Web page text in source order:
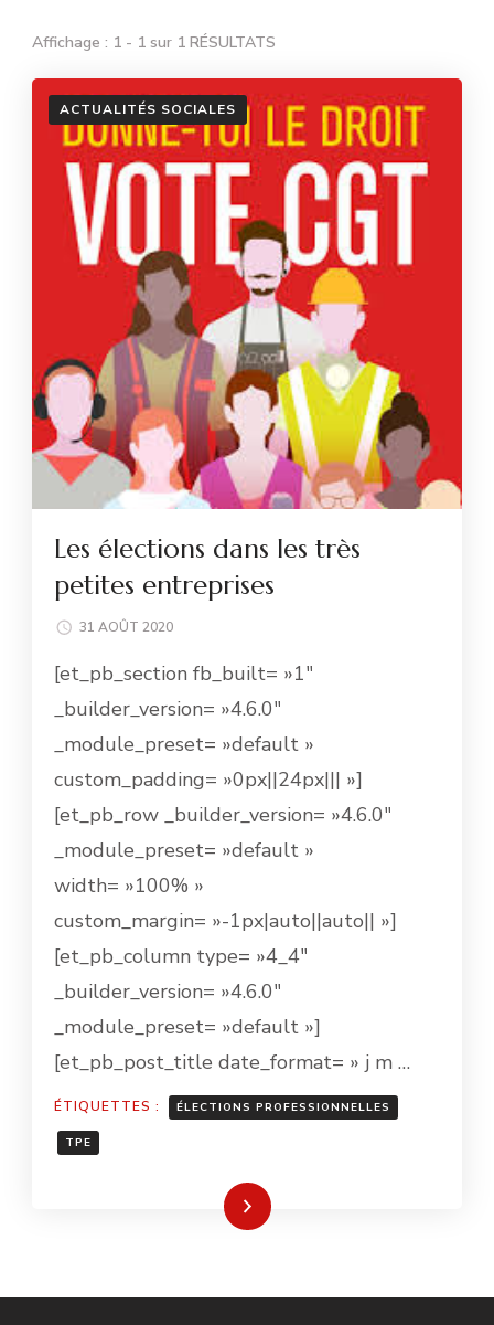
Affichage : 1 - 1 sur 1 RÉSULTATS
ACTUALITÉS SOCIALES
Les élections dans les très
petites entreprises
31 AOÛT 2020
[et_pb_section fb_built= »1″
_builder_version= »4.6.0″
_module_preset= »default »
custom_padding= »0px||24px||| »]
[et_pb_row _builder_version= »4.6.0″
_module_preset= »default »
width= »100% »
custom_margin= »-1px|auto||auto|| »]
[et_pb_column type= »4_4″
_builder_version= »4.6.0″
_module_preset= »default »]
[et_pb_post_title date_format= » j m …
ÉTIQUETTES : ÉLECTIONS PROFESSIONNELLES
TPE
Lire la suite